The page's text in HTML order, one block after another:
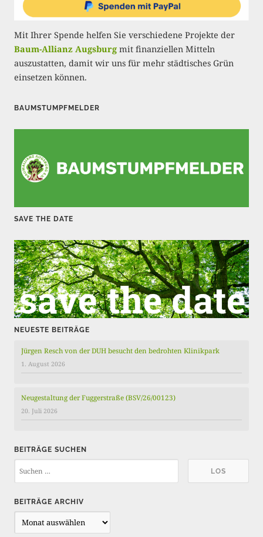
g
d
r
B
i
r
g
e
Mit Ihrer Spende helfen Sie verschiedene Projekte der
Baum-Allianz Augsburg mit finanziellen Mitteln
auszustatten, damit wir uns für mehr städtisches Grün
einsetzen können.
BAUMSTUMPFMELDER
SAVE THE DATE
NEUESTE BEITRÄGE
Jürgen Resch von der DUH besucht den bedrohten Klinikpark
1. August 2026
Neugestaltung der Fuggerstraße (BSV/26/00123)
20. Juli 2026
BEITRÄGE SUCHEN
BEITRÄGE ARCHIV
e